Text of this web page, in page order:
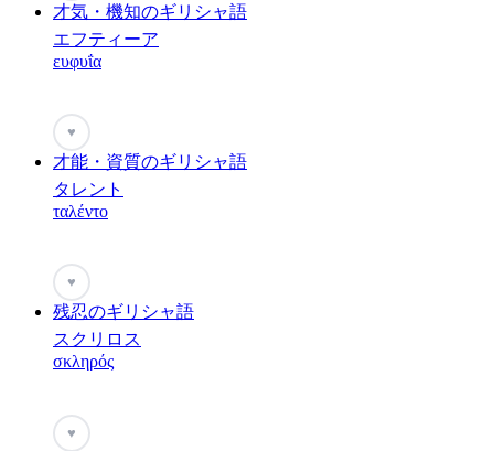
才気・機知のギリシャ語
エフティーア
ευφυΐα
♥
才能・資質のギリシャ語
タレント
ταλέντο
♥
残忍のギリシャ語
スクリロス
σκληρός
♥